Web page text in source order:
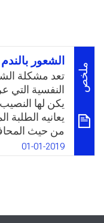
ملخص
الشعور
تعد مشكلة
النفسية التي
يكن لها
يعانيه
من حيث
المتقدم
المشكلات
تحت وطأة
01-01-2019